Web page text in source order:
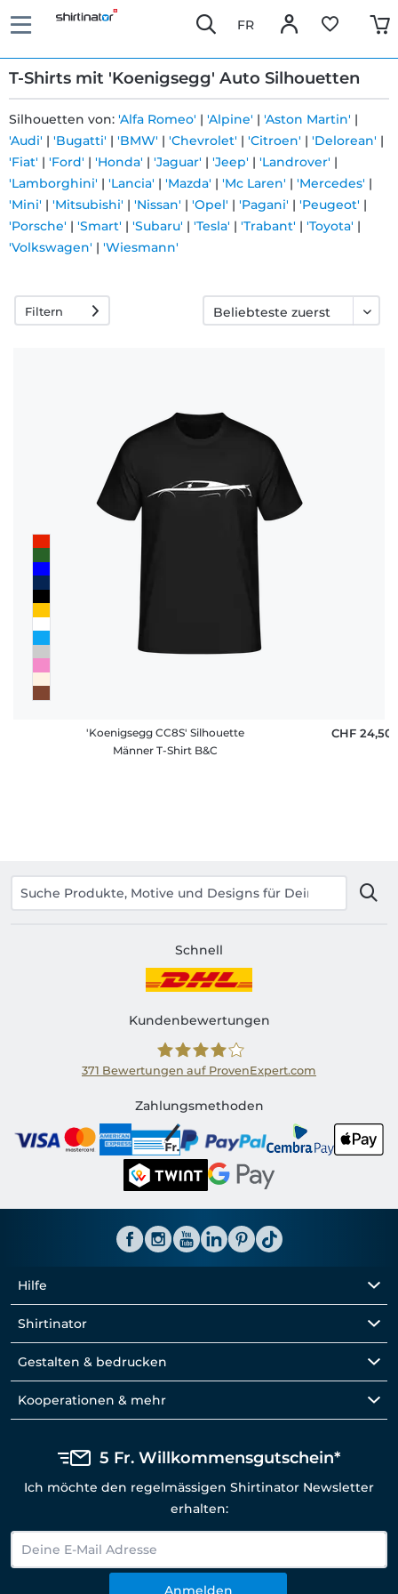
FR
T-Shirts mit 'Koenigsegg' Auto Silhouetten
Schnelle
Lieferung
30 Tage
Rückgaberecht
Silhouetten von: 'Alfa Romeo' | 'Alpine' | 'Aston Martin' |
'Audi' | 'Bugatti' | 'BMW' | 'Chevrolet' | 'Citroen' | 'Delorean' |
'Fiat' | 'Ford' | 'Honda' | 'Jaguar' | 'Jeep' | 'Landrover' |
'Lamborghini' | 'Lancia' | 'Mazda' | 'Mc Laren' | 'Mercedes' |
'Mini' | 'Mitsubishi' | 'Nissan' | 'Opel' | 'Pagani' | 'Peugeot' |
'Porsche' | 'Smart' | 'Subaru' | 'Tesla' | 'Trabant' | 'Toyota' |
'Volkswagen' | 'Wiesmann'
Filtern
'Koenigsegg CC8S' Silhouette
Männer T-Shirt B&C
CHF 24,50
Schnell
Kundenbewertungen
Shirtinator CH
371 Bewertungen auf ProvenExpert.com
Zahlungsmethoden
Hilfe
Shirtinator
Gestalten & bedrucken
Kooperationen & mehr
5 Fr. Willkommensgutschein*
Ich möchte den regelmässigen Shirtinator Newsletter
erhalten:
Anmelden